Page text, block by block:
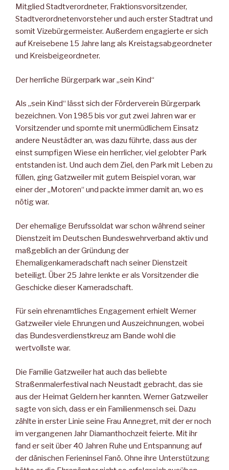
Mitglied Stadtverordneter, Fraktionsvorsitzender,
Stadtverordnetenvorsteher und auch erster Stadtrat und
somit Vizebürgermeister. Außerdem engagierte er sich
auf Kreisebene 15 Jahre lang als Kreistagsabgeordneter
und Kreisbeigeordneter.
Der herrliche Bürgerpark war „sein Kind“
Als „sein Kind“ lässt sich der Förderverein Bürgerpark
bezeichnen. Von 1985 bis vor gut zwei Jahren war er
Vorsitzender und spornte mit unermüdlichem Einsatz
andere Neustädter an, was dazu führte, dass aus der
einst sumpfigen Wiese ein herrlicher, viel gelobter Park
entstanden ist. Und auch dem Ziel, den Park mit Leben zu
füllen, ging Gatzweiler mit gutem Beispiel voran, war
einer der „Motoren“ und packte immer damit an, wo es
nötig war.
Der ehemalige Berufssoldat war schon während seiner
Dienstzeit im Deutschen Bundeswehrverband aktiv und
maßgeblich an der Gründung der
Ehemaligenkameradschaft nach seiner Dienstzeit
beteiligt. Über 25 Jahre lenkte er als Vorsitzender die
Geschicke dieser Kameradschaft.
Für sein ehrenamtliches Engagement erhielt Werner
Gatzweiler viele Ehrungen und Auszeichnungen, wobei
das Bundesverdienstkreuz am Bande wohl die
wertvollste war.
Die Familie Gatzweiler hat auch das beliebte
Straßenmalerfestival nach Neustadt gebracht, das sie
aus der Heimat Geldern her kannten. Werner Gatzweiler
sagte von sich, dass er ein Familienmensch sei. Dazu
zählte in erster Linie seine Frau Annegret, mit der er noch
im vergangenen Jahr Diamanthochzeit feierte. Mit ihr
fand er seit über 40 Jahren Ruhe und Entspannung auf
der dänischen Ferieninsel Fanö. Ohne ihre Unterstützung